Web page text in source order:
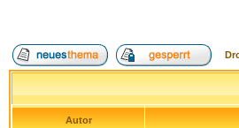
Autor